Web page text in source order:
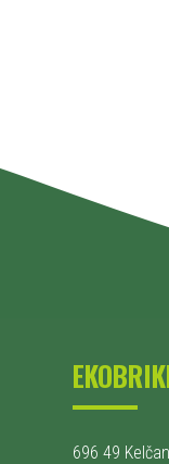
696 49